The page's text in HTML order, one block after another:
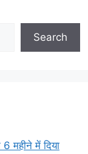
Search
महीने में दिया